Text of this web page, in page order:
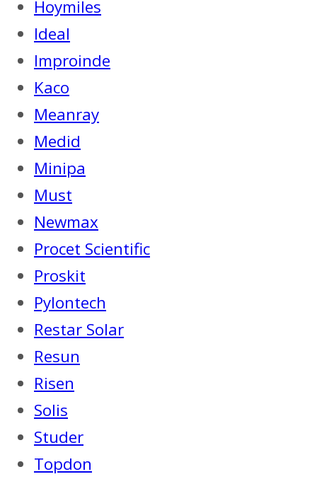
Hoymiles
Ideal
Improinde
Kaco
Meanray
Medid
Minipa
Must
Newmax
Procet Scientific
Proskit
Pylontech
Restar Solar
Resun
Risen
Solis
Studer
Topdon